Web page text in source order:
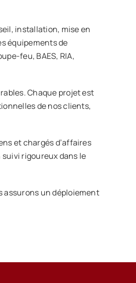
installation, mise en
équipements de
feu, BAES, RIA,
Chaque projet est
de nos clients,
et chargés d’affaires
rigoureux dans le
assurons un déploiement